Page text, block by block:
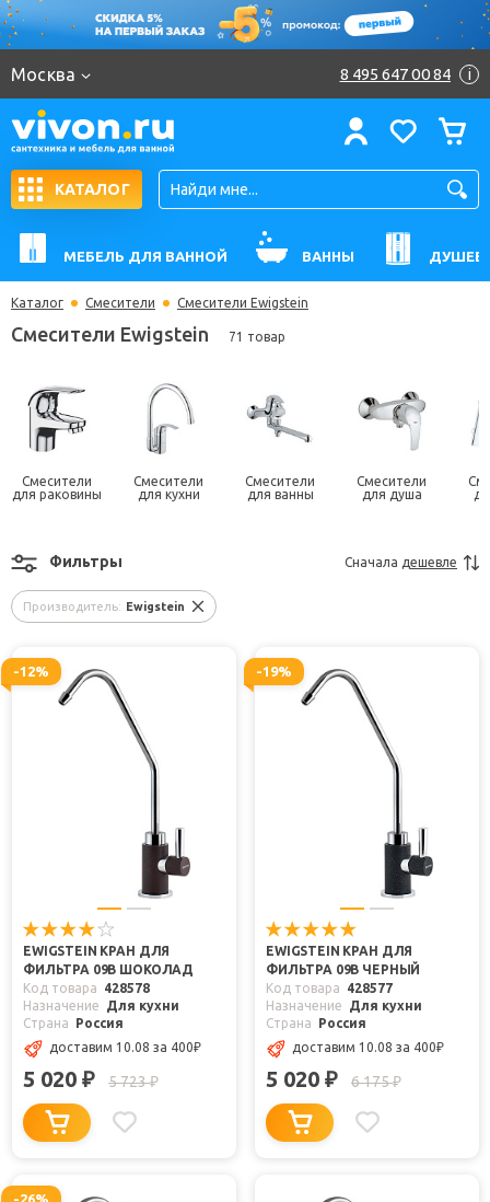
Москва 8 495 647 00 84 i
КАТАЛОГ
МЕБЕЛЬ ДЛЯ ВАННОЙ ВАННЫ
Каталог Смесители Смесители Ewigstein
Смесители Ewigstein 71 товар
Смесители
для раковины
Смесители
для кухни
Смесители
для ванны
Смесители
для душа
Производитель: Ewigstein
Фильтры Сначала дешевле
-12%
EWIGSTEIN КРАН ДЛЯ
ФИЛЬТРА 09В ШОКОЛАД
Код товара
428578
Назначение
Для кухни
Страна
Россия
доставим 10.08 за 400₽
5 020 ₽ 5 723₽
-19%
EWIGSTEIN КРАН ДЛЯ
ФИЛЬТРА 09В ЧЕРНЫЙ
Код товара
428577
Назначение
Для кухни
Страна
Россия
доставим 10.08 за 400₽
5 020 ₽ 6 175₽
-26%